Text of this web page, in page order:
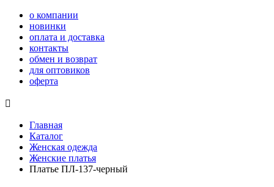
о компании
новинки
оплата и доставка
контакты
обмен и возврат
для оптовиков
оферта

Главная
Каталог
Женская одежда
Женские платья
Платье ПЛ-137-черный